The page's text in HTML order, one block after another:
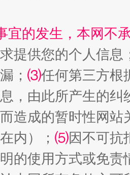
宜的发生，本网不
提供您的个人信息
； ⑶任何第三方根
，由此所产生的纠
造成的暂时性网
内）； ⑸因不可抗
的使用方式或免责